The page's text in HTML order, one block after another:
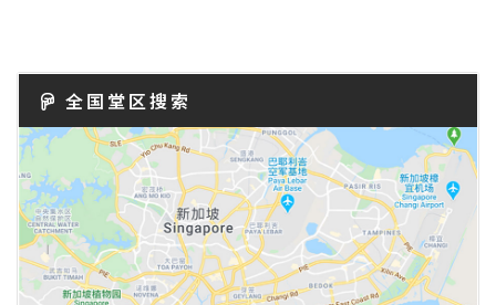
全国堂区搜索